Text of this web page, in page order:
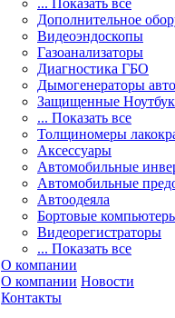
... Показать все
Дополнительное
Видеоэндоскопы
Газоанализаторы
Диагностика ГБО
Дымогенераторы
Защищенные
... Показать все
Толщиномеры
Аксессуары
Автомобильные
Автомобильные
Автоодеяла
Бортовые
Видеорегистраторы
... Показать все
О компании
О компании Новости
Контакты